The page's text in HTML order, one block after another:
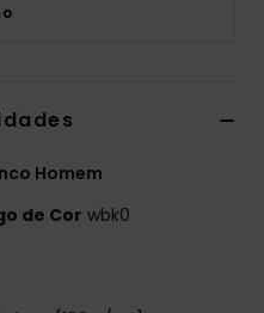
Homem
de Cor wbk0